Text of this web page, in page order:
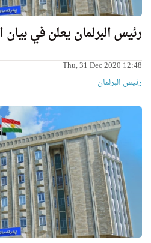
رئيس البرلمان يعلن في بيان
Thu, 31 Dec 2020 12:48
رئیس البرلمان